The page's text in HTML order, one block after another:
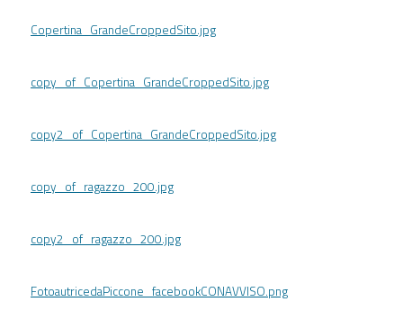
Copertina_GrandeCroppedSito.jpg
copy_of_Copertina_GrandeCroppedSito.jpg
copy2_of_Copertina_GrandeCroppedSito.jpg
copy_of_ragazzo_200.jpg
copy2_of_ragazzo_200.jpg
FotoautricedaPiccone_facebookCONAVVISO.png